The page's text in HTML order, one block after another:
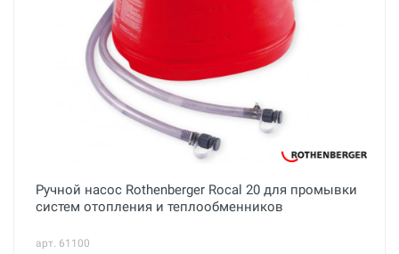
Ручной насос Rothenberger Rocal 20 для промывки
систем отопления и теплообменников
арт. 61100